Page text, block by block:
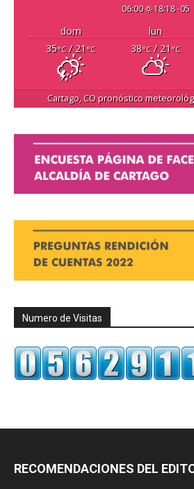
06:00 18:18 -05
dom lun
35°C/ 21 °C 38°C/ 21 °C
Cartago, COpronóstico
Numero de Visitas
RECOMENDACIONES DEL